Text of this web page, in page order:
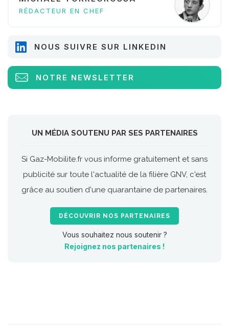
RÉDACTEUR EN CHEF
NOUS SUIVRE SUR LINKEDIN
NOTRE NEWSLETTER
UN MÉDIA SOUTENU PAR SES PARTENAIRES
Si Gaz-Mobilite.fr vous informe gratuitement et sans
publicité sur toute l'actualité de la filière GNV, c'est
grâce au soutien d'une quarantaine de partenaires.
DÉCOUVRIR NOS PARTENAIRES
Vous souhaitez nous soutenir ?
Rejoignez nos partenaires !